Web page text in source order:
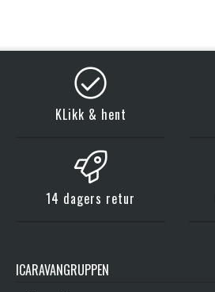
KLikk & hent
14 dagers retur
ICARAVANGRUPPEN